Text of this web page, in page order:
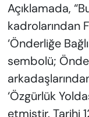
Açıklamada,
kadrolarından
‘Önderliğe
sembolü;
‘Özgürlük
etmiştir. Tarihi